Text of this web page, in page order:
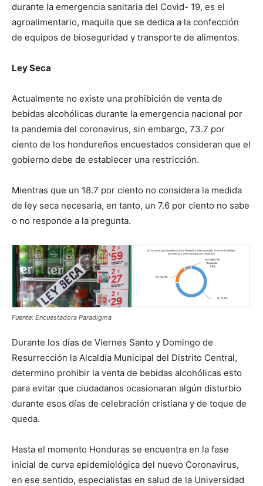
durante la emergencia sanitaria del Covid- 19, es el
agroalimentario, maquila que se dedica a la confección
de equipos de bioseguridad y transporte de alimentos.
Ley Seca
Actualmente no existe una prohibición de venta de
bebidas alcohólicas durante la emergencia nacional por
la pandemia del coronavirus, sin embargo, 73.7 por
ciento de los hondureños encuestados consideran que el
gobierno debe de establecer una restricción.
Mientras que un 18.7 por ciento no considera la medida
de ley seca necesaria, en tanto, un 7.6 por ciento no sabe
o no responde a la pregunta.
Fuente: Encuestadora Paradigma
Durante los días de Viernes Santo y Domingo de
Resurrección la Alcaldía Municipal del Distrito Central,
determino prohibir la venta de bebidas alcohólicas esto
para evitar que ciudadanos ocasionaran algún disturbio
durante esos días de celebración cristiana y de toque de
queda.
Hasta el momento Honduras se encuentra en la fase
inicial de curva epidemiológica del nuevo Coronavirus,
en ese sentido, especialistas en salud de la Universidad